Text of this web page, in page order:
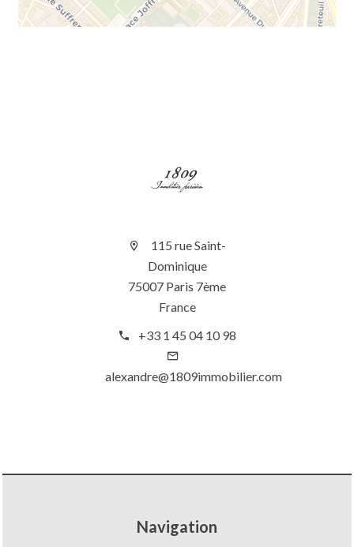
115 rue Saint-
Dominique
75007 Paris 7ème
France
+33 1 45 04 10 98
alexandre@1809immobilier.com
Navigation